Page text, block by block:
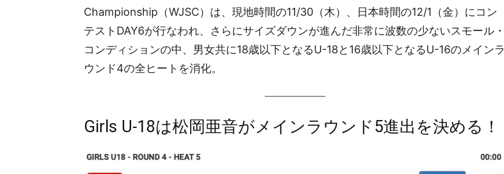
Championship（WJSC）は、現地時間の11/30（木）、日本時間の12/1（金）にコン
テストDAY6が行なわれ、さらにサイズダウンが進んだ非常に波数の少ないスモール・
コンディションの中、男女共に18歳以下となるU-18と16歳以下となるU-16のメインラ
ウンド4の全ヒートを消化。
Girls U-18は松岡亜音がメインラウンド5進出を決める！